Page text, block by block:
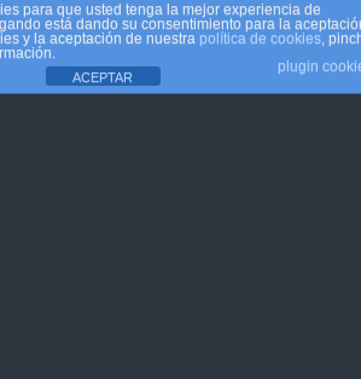
para que usted tenga la mejor experiencia de
está dando su consentimiento para la
y la aceptación de nuestra política de cookies,
plugin
ACEPTAR